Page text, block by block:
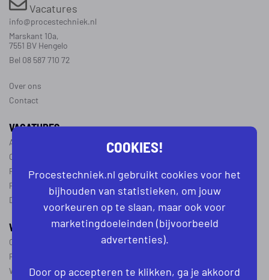
Vacatures
info@procestechniek.nl
Marskant 10a,
7551 BV Hengelo
Bel 08 587 710 72
Over ons
Contact
VACATURES
Alle vacatures
Operator vacatures
Productiemedewerker vacatures
Ploegleider vacatures
Dagdienst vacatures
WERKEN IN DE PROCESTECHNIEK
Over de procestechniek
Ploegendienst
Wat is een procesoperator
COOKIES!
Procestechniek.nl gebruikt cookies voor het
bijhouden van statistieken, om jouw
voorkeuren op te slaan, maar ook voor
marketingdoeleinden (bijvoorbeeld
advertenties).
Door op accepteren te klikken, ga je akkoord